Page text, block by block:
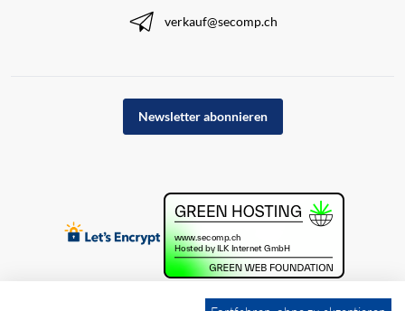
verkauf@secomp.ch
Newsletter abonnieren